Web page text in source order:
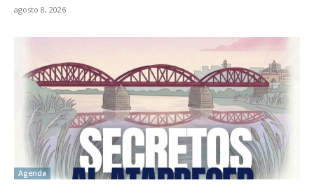
agosto 8, 2026
Agenda